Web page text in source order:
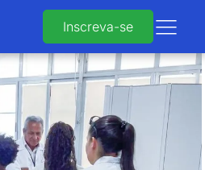
Inscreva-se